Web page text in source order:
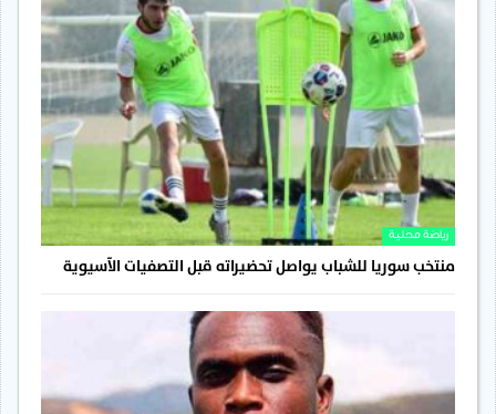
رياضة محلية
منتخب سوريا للشباب يواصل تحضيراته قبل التصفيات الآسيوية